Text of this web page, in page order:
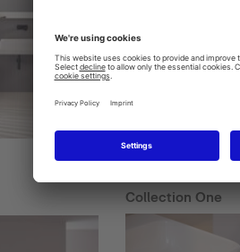
Collection One